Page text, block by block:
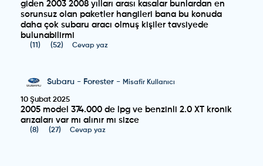
giden 2003 2008 yılları arası kasalar bunlardan en
sorunsuz olan paketler hangileri bana bu konuda
daha çok subaru aracı olmuş kişiler tavsiyede
bulunabilirmi
(11 ) (52) Cevap yaz
Subaru - Forester - Misafir Kullanıcı
10 Şubat 2025
2005 model 374.000 de lpg ve benzinli 2.0 XT kronik
arızaları var mı alınır mı sizce
(8) (27) Cevap yaz